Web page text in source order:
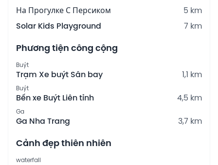
На Прогулке С Персиком
5 km
Solar Kids Playground
7 km
Phương tiện công cộng
Buýt
Trạm Xe buýt Sân bay 1,1 km
Buýt
Bến xe Buýt Liên tỉnh 4,5 km
Ga
Ga Nha Trang 3,7 km
Cảnh đẹp thiên nhiên
waterfall